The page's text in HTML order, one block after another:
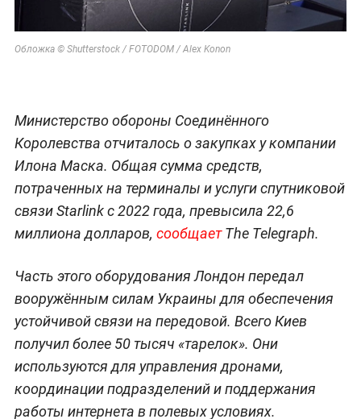
Обложка © Shutterstock / FOTODOM / Alex Konon
Министерство обороны Соединённого
Королевства отчиталось о закупках у компании
Илона Маска. Общая сумма средств,
потраченных на терминалы и услуги спутниковой
связи Starlink с 2022 года, превысила 22,6
миллиона долларов, сообщаетThe Telegraph.
Часть этого оборудования Лондон передал
вооружённым силам Украины для обеспечения
устойчивой связи на передовой. Всего Киев
получил более 50 тысяч «тарелок». Они
используются для управления дронами,
координации подразделений и поддержания
работы интернета в полевых условиях.